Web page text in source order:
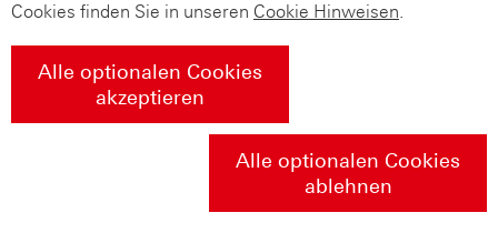
Cookies finden Sie in unseren Cookie Hinweisen.
Alle optionalen Cookies
akzeptieren
Alle optionalen Cookies
ablehnen